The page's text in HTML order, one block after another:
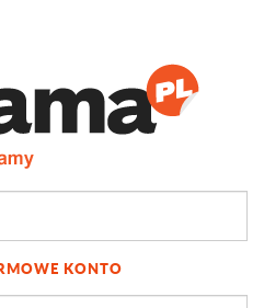
KONTO